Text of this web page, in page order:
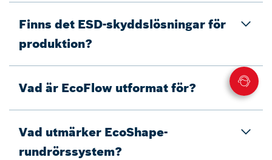
Finns det ESD-skyddslösningar för
produktion?
Vad är EcoFlow utformat för?
Vad utmärker EcoShape-
rundrörssystem?